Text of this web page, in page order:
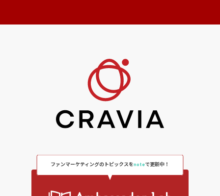
ファンマーケティングのトピックスをnoteで更新中！